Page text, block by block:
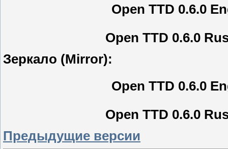
Open TTD 0.6.0
Open TTD 0.6.0
Зеркало (Mirror):
Open TTD 0.6.0
Open TTD 0.6.0
Предыдущие версии